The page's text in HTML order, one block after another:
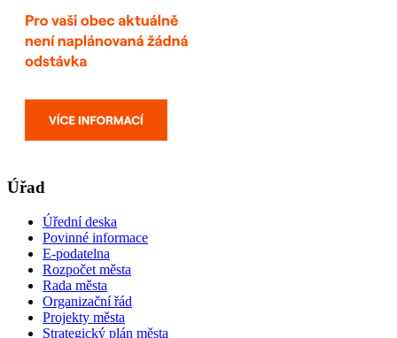
Úřad
Úřední deska
Povinné informace
E-podatelna
Rozpočet města
Rada města
Organizační řád
Projekty města
Strategický plán města